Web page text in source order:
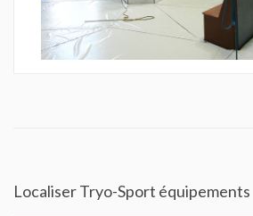
Localiser Tryo-Sport équipements